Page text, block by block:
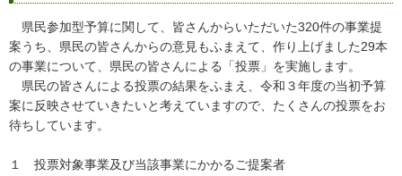
県民参加型予算に関して、皆さんからいただいた320件の事業提
案うち、県民の皆さんからの意見もふまえて、作り上げました29本
の事業について、県民の皆さんによる「投票」を実施します。
県民の皆さんによる投票の結果をふまえ、令和３年度の当初予算
案に反映させていきたいと考えていますので、たくさんの投票をお
待ちしています。
１ 投票対象事業及び当該事業にかかるご提案者